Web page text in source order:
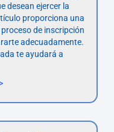
desean ejercer la
proporciona una
de inscripción
adecuadamente.
te ayudará a